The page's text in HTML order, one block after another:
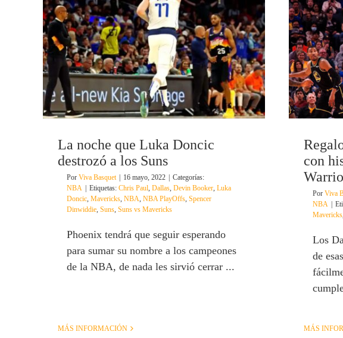
La noche que Luka Doncic
destrozó a los Suns
Por Viva Basquet 16 mayo, 2022
Categorías:
NBA
Etiquetas: Chris Paul, Dallas, Devin Booker, Luka
Doncic, Mavericks, NBA, NBA PlayOffs, Spencer
Dinwiddie, Suns, Suns vs Mavericks
Phoenix tendrá que seguir esperando
para sumar su nombre a los campeones
de la NBA, de nada les sirvió cerrar ...
MÁS INFORMACIÓN
con
Por Viva
NBA
Mavericks,
Los
de
MÁS